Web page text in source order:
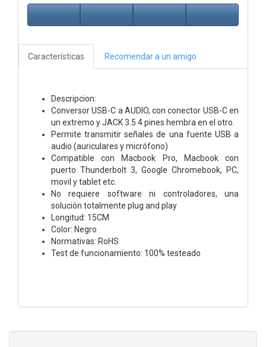
Características Recomendar a un amigo
Descripcion:
Conversor USB-C a AUDIO, con conector USB-C en
un extremo y JACK 3.5 4 pines hembra en el otro.
Permite transmitir señales de una fuente USB a
audio (auriculares y micrófono)
Compatible con Macbook Pro, Macbook con
puerto Thunderbolt 3, Google Chromebook, PC,
movil y tablet etc.
No requiere software ni controladores, una
solución totalmente plug and play
Longitud: 15CM
Color: Negro
Normativas: RoHS
Test de funcionamiento: 100% testeado